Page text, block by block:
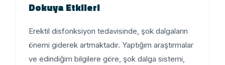
Dokuya Etkileri
Erektil disfonksiyon tedavisinde, şok dalgaların
önemi giderek artmaktadır. Yaptığım araştırmalar
ve edindiğim bilgilere göre, şok dalga sistemi,